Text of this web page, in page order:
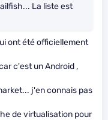
La liste est
ont été officiellement
c'est un Android ,
j'en connais pas
de virtualisation pour